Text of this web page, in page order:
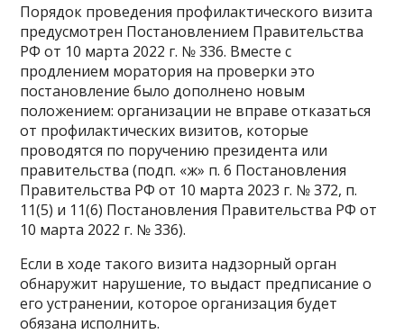
Порядок проведения профилактического визита
предусмотрен Постановлением Правительства
РФ от 10 марта 2022 г. № 336. Вместе с
продлением моратория на проверки это
постановление было дополнено новым
положением: организации не вправе отказаться
от профилактических визитов, которые
проводятся по поручению президента или
правительства (подп. «ж» п. 6 Постановления
Правительства РФ от 10 марта 2023 г. № 372, п.
11(5) и 11(6) Постановления Правительства РФ от
10 марта 2022 г. № 336).
Если в ходе такого визита надзорный орган
обнаружит нарушение, то выдаст предписание о
его устранении, которое организация будет
обязана исполнить.